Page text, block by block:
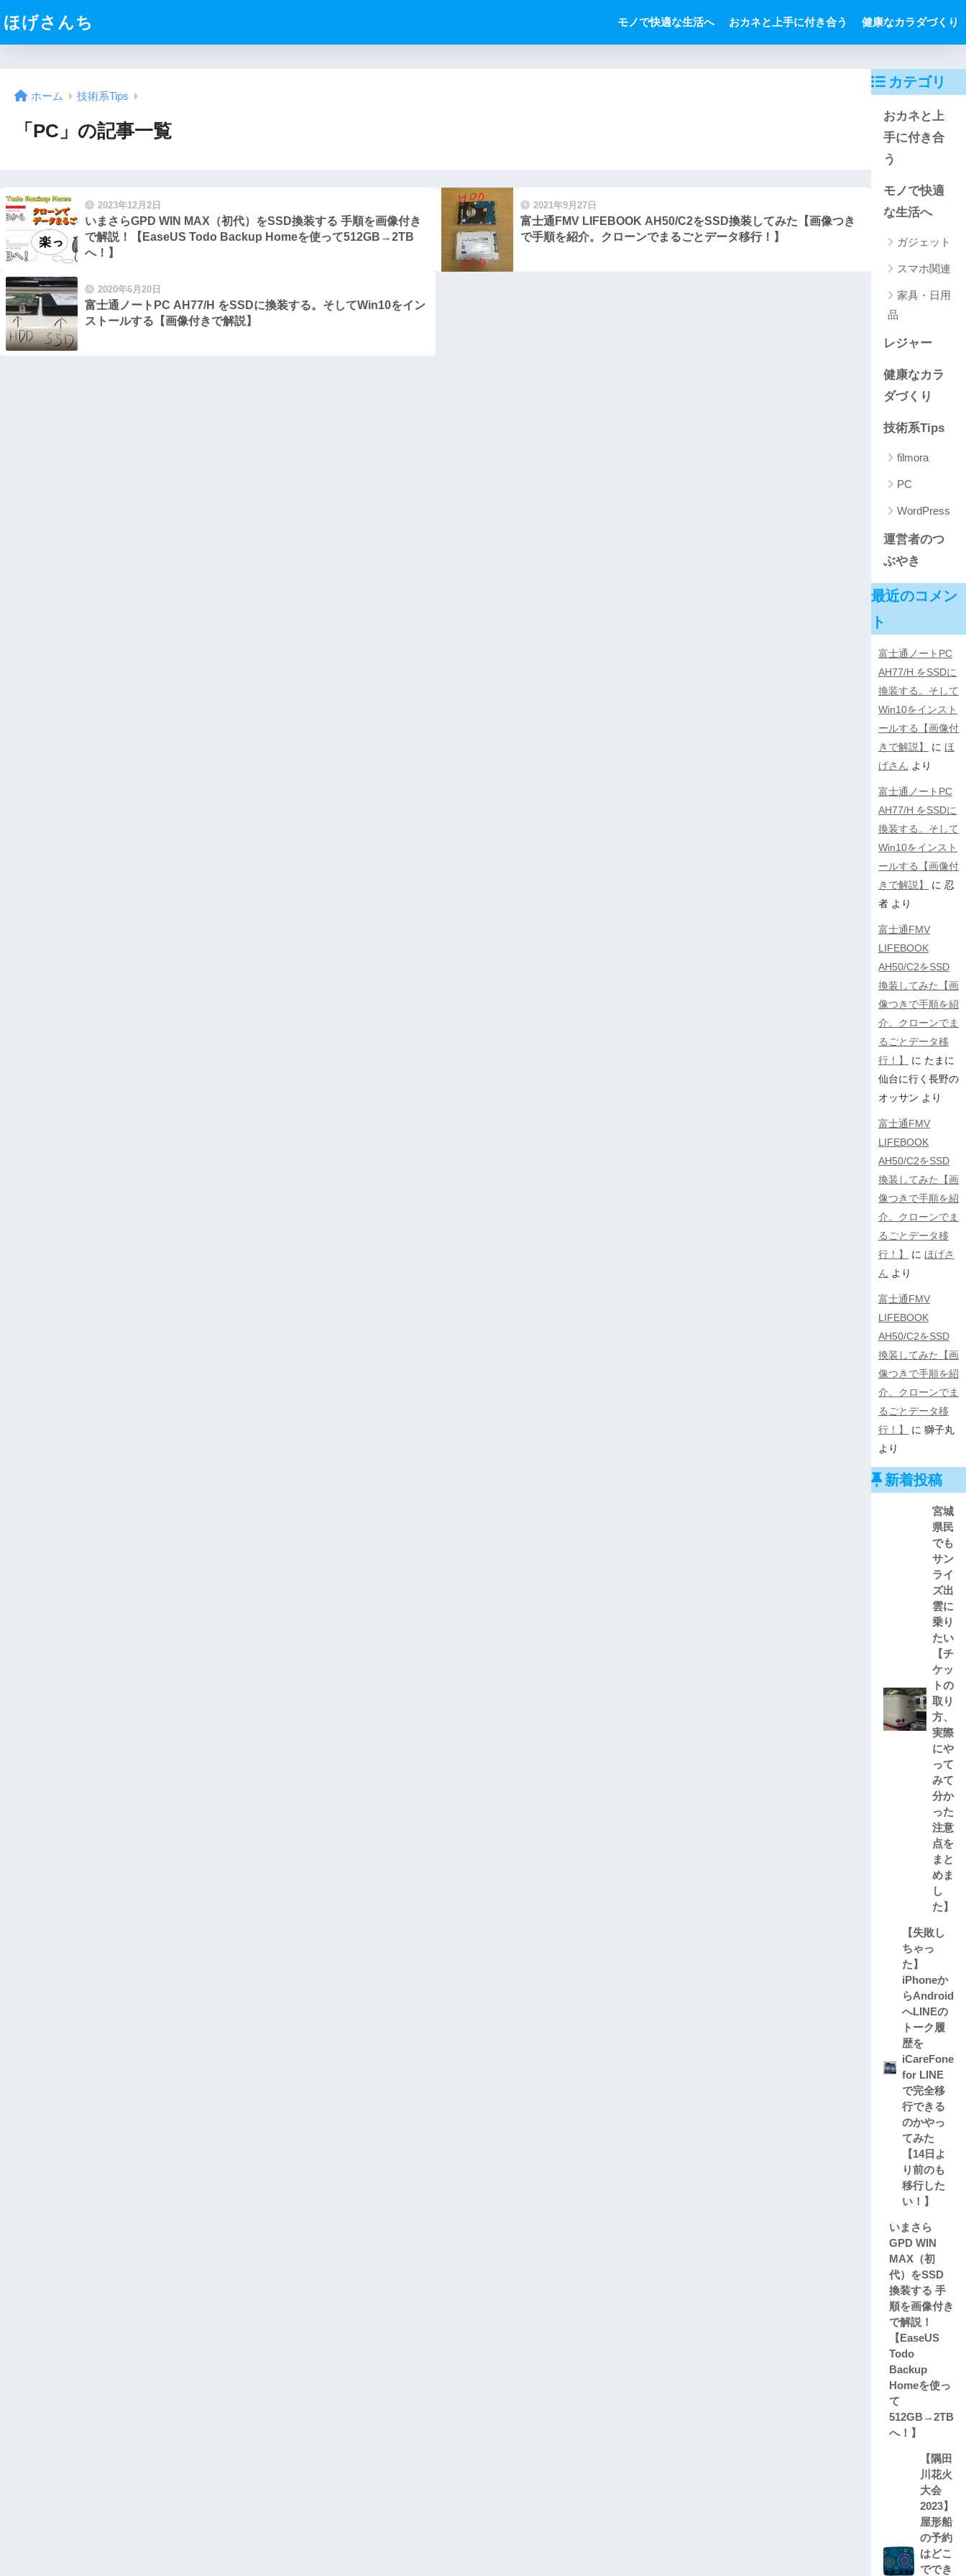
ほげさんち モノで快適な生活へ おカネと上手に付き合う 健康なカラダづくり
ホーム 技術系Tips
「PC」の記事一覧
2023年12月2日
いまさらGPD WIN MAX（初代）をSSD換装する 手順を画像付き
で解説！【EaseUS Todo Backup Homeを使って512GB→2TB
へ！】
2021年9月27日
富士通FMV LIFEBOOK AH50/C2をSSD換装してみた【画像つき
で手順を紹介。クローンでまるごとデータ移行！】
2020年6月20日
富士通ノートPC AH77/H をSSDに換装する。そしてWin10をイン
ストールする【画像付きで解説】
カテゴリ
おカネと上
手に付き合
う
モノで快適
な生活へ
ガジェット
スマホ関連
家具・日用
品
レジャー
健康なカラ
ダづくり
技術系Tips
filmora
PC
WordPress
運営者のつ
ぶやき
最近のコメン
ト
富士通ノートPC
AH77/H をSSDに
換装する。そして
Win10をインスト
ールする【画像付
きで解説】
に ほ
げさん より
富士通ノートPC
AH77/H をSSDに
換装する。そして
Win10をインスト
ールする【画像付
きで解説】
に 忍
者 より
富士通FMV
LIFEBOOK
AH50/C2をSSD
換装してみた【画
像つきで手順を紹
介。クローンでま
るごとデータ移
行！】
に たまに
仙台に行く長野の
オッサン より
富士通FMV
LIFEBOOK
AH50/C2をSSD
換装してみた【画
像つきで手順を紹
介。クローンでま
るごとデータ移
行！】
に ほげさ
ん より
富士通FMV
LIFEBOOK
AH50/C2をSSD
換装してみた【画
像つきで手順を紹
介。クローンでま
るごとデータ移
行！】
に 獅子丸
より
新着投稿
宮城
県民
でも
サン
ライ
ズ出
雲に
乗り
たい
【チ
ケッ
トの
取り
方、
実際
にや
って
みて
分か
った
注意
点を
まと
めま
し
た】
【失敗し
ちゃっ
た】
iPhoneか
らAndroid
へLINEの
トーク履
歴を
iCareFone
for LINE
で完全移
行できる
のかやっ
てみた
【14日よ
り前のも
移行した
い！】
いまさら
GPD WIN
MAX（初
代）をSSD
換装する 手
順を画像付き
で解説！
【EaseUS
Todo
Backup
Homeを使っ
て
512GB→2TB
へ！】
【隅田
川花火
大会
2023】
屋形船
の予約
はどこ
ででき